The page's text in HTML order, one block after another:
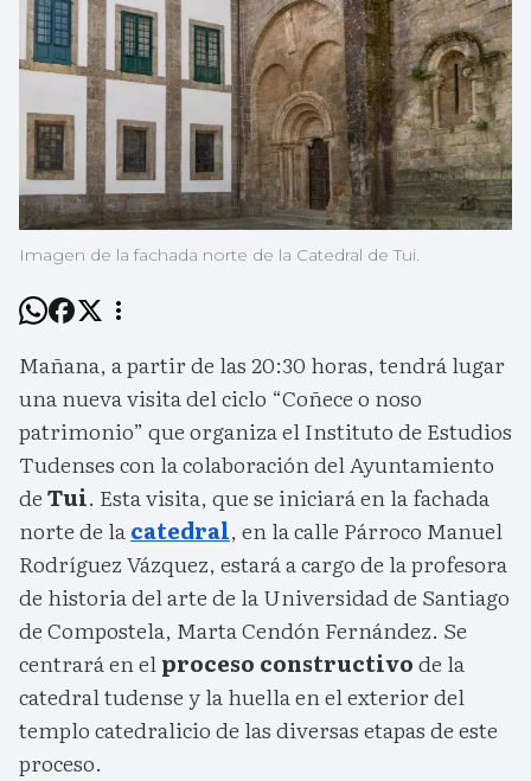
Imagen de la fachada norte de la Catedral de Tui.
Mañana, a partir de las 20:30 horas, tendrá lugar
una nueva visita del ciclo “Coñece o noso
patrimonio” que organiza el Instituto de Estudios
Tudenses con la colaboración del Ayuntamiento
deTui. Esta visita, que se iniciará en la fachada
norte de lacatedral, en la calle Párroco Manuel
Rodríguez Vázquez, estará a cargo de la profesora
de historia del arte de la Universidad de Santiago
de Compostela, Marta Cendón Fernández. Se
centrará en elproceso constructivode la
catedral tudense y la huella en el exterior del
templo catedralicio de las diversas etapas de este
proceso.